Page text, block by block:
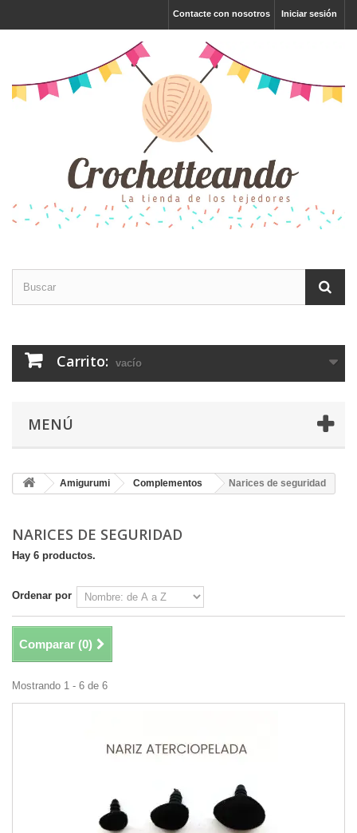
Iniciar sesión
Contacte con nosotros
Carrito: vacío
MENÚ
Amigurumi Complementos Narices de seguridad
NARICES DE SEGURIDAD
Hay 6 productos.
Ordenar por
Comparar (0)
Mostrando 1 - 6 de 6